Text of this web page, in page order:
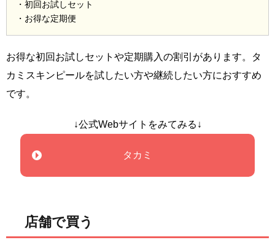
・初回お試しセット
・お得な定期便
お得な初回お試しセットや定期購入の割引があります。タ
カミスキンピールを試したい方や継続したい方におすすめ
です。
↓公式Webサイトをみてみる↓
タカミ
店舗で買う